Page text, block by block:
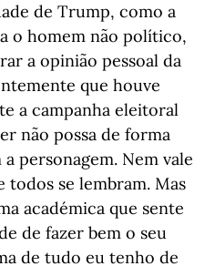
de Trump, como a
o homem não político,
a opinião pessoal da
que houve
a campanha eleitoral
não possa de forma
personagem. Nem vale
se lembram. Mas
académica que sente
de fazer bem o seu
de tudo eu tenho de